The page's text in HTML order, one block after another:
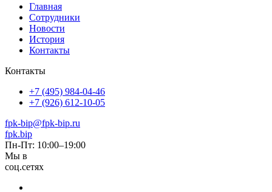
Главная
Сотрудники
Новости
История
Контакты
Контакты
+7 (495) 984-04-46
+7 (926) 612-10-05
fpk-bip@fpk-bip.ru
fpk.bip
Пн-Пт: 10:00–19:00
Мы в
соц.сетях